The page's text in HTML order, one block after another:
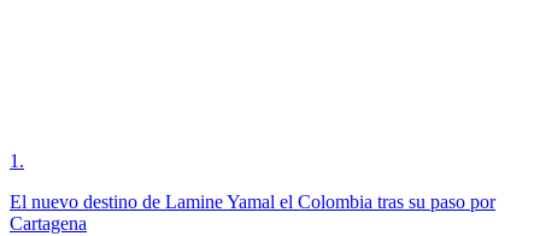
1 .
El nuevo destino de Lamine Yamal el Colombia tras su paso por
Cartagena